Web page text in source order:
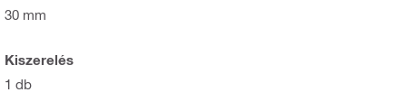
30 mm
Kiszerelés
1 db